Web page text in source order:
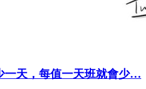
一天，每值一天班就會少…